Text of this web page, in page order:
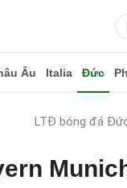
Âu Italia Đức
LTĐ bóng đá